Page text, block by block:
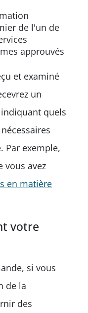
de l'un de
approuvés
et examiné
un
quels
Par exemple,
vous avez
en matière
votre
si vous
de la
des